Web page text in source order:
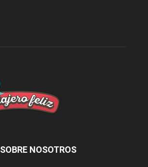
SOBRE NOSOTROS